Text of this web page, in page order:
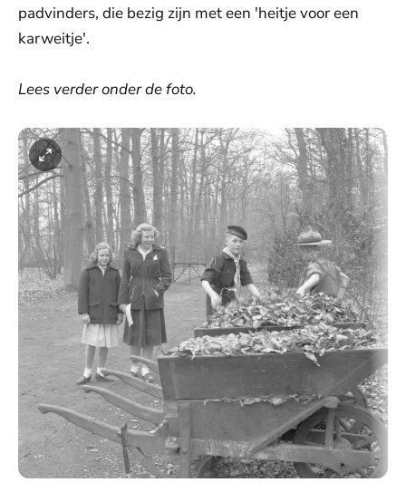
padvinders, die bezig zijn met een 'heitje voor een
karweitje'.
Lees verder onder de foto.